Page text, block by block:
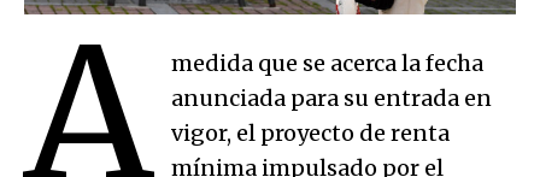
A
medida que se acerca la fecha
anunciada para su entrada en
vigor, el proyecto de renta
mínima impulsado por el